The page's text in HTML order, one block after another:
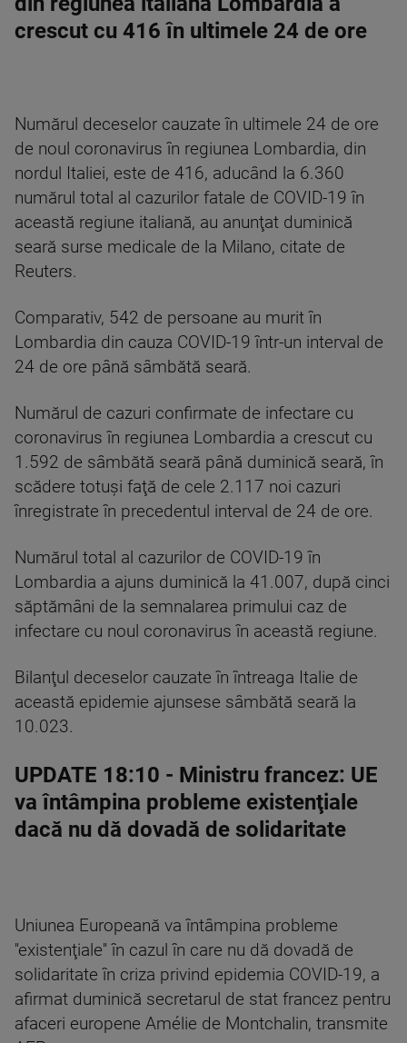
crescut cu 416 în ultimele 24 de ore
Numărul deceselor cauzate în ultimele 24 de ore
de noul coronavirus în regiunea Lombardia, din
nordul Italiei, este de 416, aducând la 6.360
numărul total al cazurilor fatale de COVID-19 în
această regiune italiană, au anunţat duminică
seară surse medicale de la Milano, citate de
Reuters.
Comparativ, 542 de persoane au murit în
Lombardia din cauza COVID-19 într-un interval de
24 de ore până sâmbătă seară.
Numărul de cazuri confirmate de infectare cu
coronavirus în regiunea Lombardia a crescut cu
1.592 de sâmbătă seară până duminică seară, în
scădere totuşi faţă de cele 2.117 noi cazuri
înregistrate în precedentul interval de 24 de ore.
Numărul total al cazurilor de COVID-19 în
Lombardia a ajuns duminică la 41.007, după cinci
săptămâni de la semnalarea primului caz de
infectare cu noul coronavirus în această regiune.
Bilanţul deceselor cauzate în întreaga Italie de
această epidemie ajunsese sâmbătă seară la
10.023.
UPDATE 18:10 - Ministru francez: UE
va întâmpina probleme existenţiale
dacă nu dă dovadă de solidaritate
Uniunea Europeană va întâmpina probleme
''existenţiale'' în cazul în care nu dă dovadă de
solidaritate în criza privind epidemia COVID-19, a
afirmat duminică secretarul de stat francez pentru
afaceri europene Amélie de Montchalin, transmite